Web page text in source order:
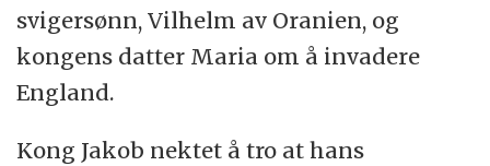
svigersønn, Vilhelm av Oranien, og
kongens datter Maria om å invadere
England.
Kong Jakob nektet å tro at hans